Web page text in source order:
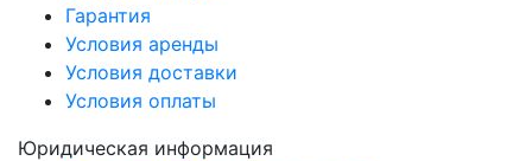
Гарантия
Условия аренды
Условия доставки
Условия оплаты
Юридическая информация